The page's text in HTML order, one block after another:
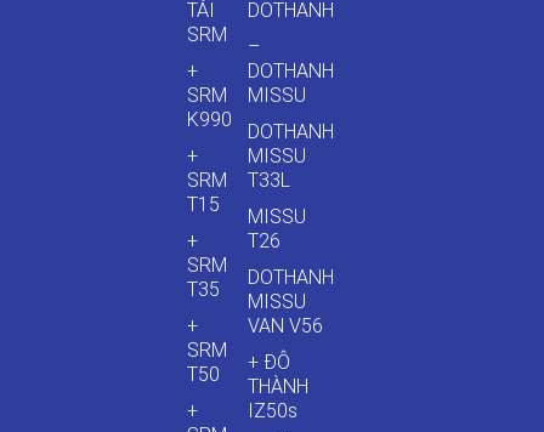
TẢI
SRM
+
SRM
K990
+
SRM
T15
+
SRM
T35
+
SRM
T50
+
DOTHANH
–
DOTHANH
MISSU
DOTHANH
MISSU
T33L
MISSU
T26
DOTHANH
MISSU
VAN V56
+ ĐÔ
THÀNH
IZ50s